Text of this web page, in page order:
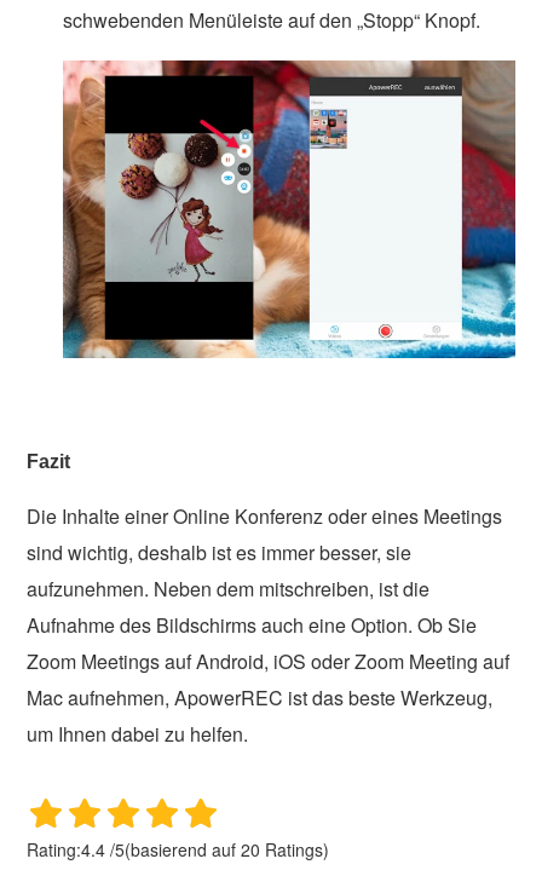
schwebenden Menüleiste auf den „Stopp“ Knopf.
Fazit
Die Inhalte einer Online Konferenz oder eines Meetings
sind wichtig, deshalb ist es immer besser, sie
aufzunehmen. Neben dem mitschreiben, ist die
Aufnahme des Bildschirms auch eine Option. Ob Sie
Zoom Meetings auf Android, iOS oder Zoom Meeting auf
Mac aufnehmen, ApowerREC ist das beste Werkzeug,
um Ihnen dabei zu helfen.
Rating:4.4 /5(basierend auf20 Ratings)